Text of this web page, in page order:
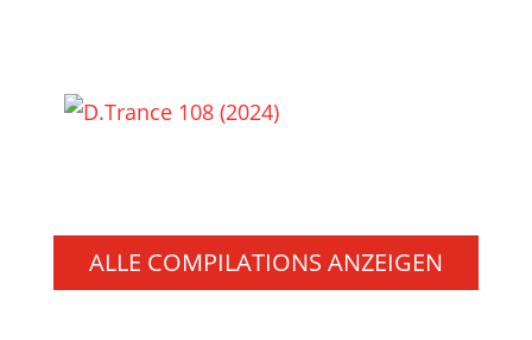
ALLE COMPILATIONS ANZEIGEN